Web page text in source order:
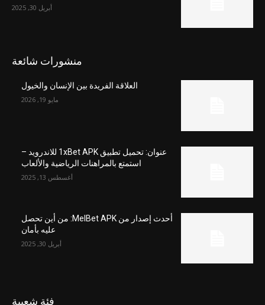
أبريل 30, 2025
منشورات شائعة
العلاقة الفريدة بين الإنسان والخيول
مايو 19, 2026
عنوان: تحميل تطبيق 1xBet APK للاندرويد –
استمتع بالمراهنات الرياضية والألعاب
أغسطس 13, 2025
أحدث إصدار من MelBet APK: من أين تحصل
عليه بأمان
أبريل 30, 2025
فئة شعبية